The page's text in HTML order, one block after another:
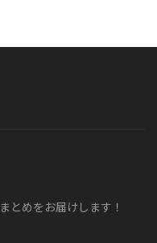
とめをお届けします！